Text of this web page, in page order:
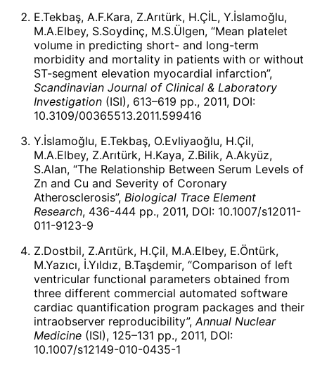
E.Tekbaş, A.F.Kara, Z.Arıtürk, H.ÇİL, Y.İslamoğlu,
M.A.Elbey, S.Soydinç, M.S.Ülgen, “Mean platelet
volume in predicting short- and long-term
morbidity and mortality in patients with or without
ST-segment elevation myocardial infarction”,
Scandinavian Journal of Clinical & Laboratory
Investigation (ISI), 613–619 pp., 2011, DOI:
10.3109/00365513.2011.599416
Y.İslamoğlu, E.Tekbaş, O.Evliyaoğlu, H.Çil,
M.A.Elbey, Z.Arıtürk, H.Kaya, Z.Bilik, A.Akyüz,
S.Alan, “The Relationship Between Serum Levels of
Zn and Cu and Severity of Coronary
Atherosclerosis”, Biological Trace Element
Research, 436-444 pp., 2011, DOI: 10.1007/s12011-
011-9123-9
Z.Dostbil, Z.Arıtürk, H.Çil, M.A.Elbey, E.Öntürk,
M.Yazıcı, İ.Yıldız, B.Taşdemir, “Comparison of left
ventricular functional parameters obtained from
three different commercial automated software
cardiac quantification program packages and their
intraobserver reproducibility”,Annual Nuclear
Medicine (ISI), 125–131 pp., 2011, DOI:
10.1007/s12149-010-0435-1